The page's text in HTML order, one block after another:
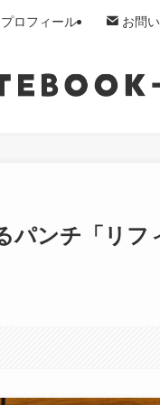
プロフィール お問
パンチ「リフ